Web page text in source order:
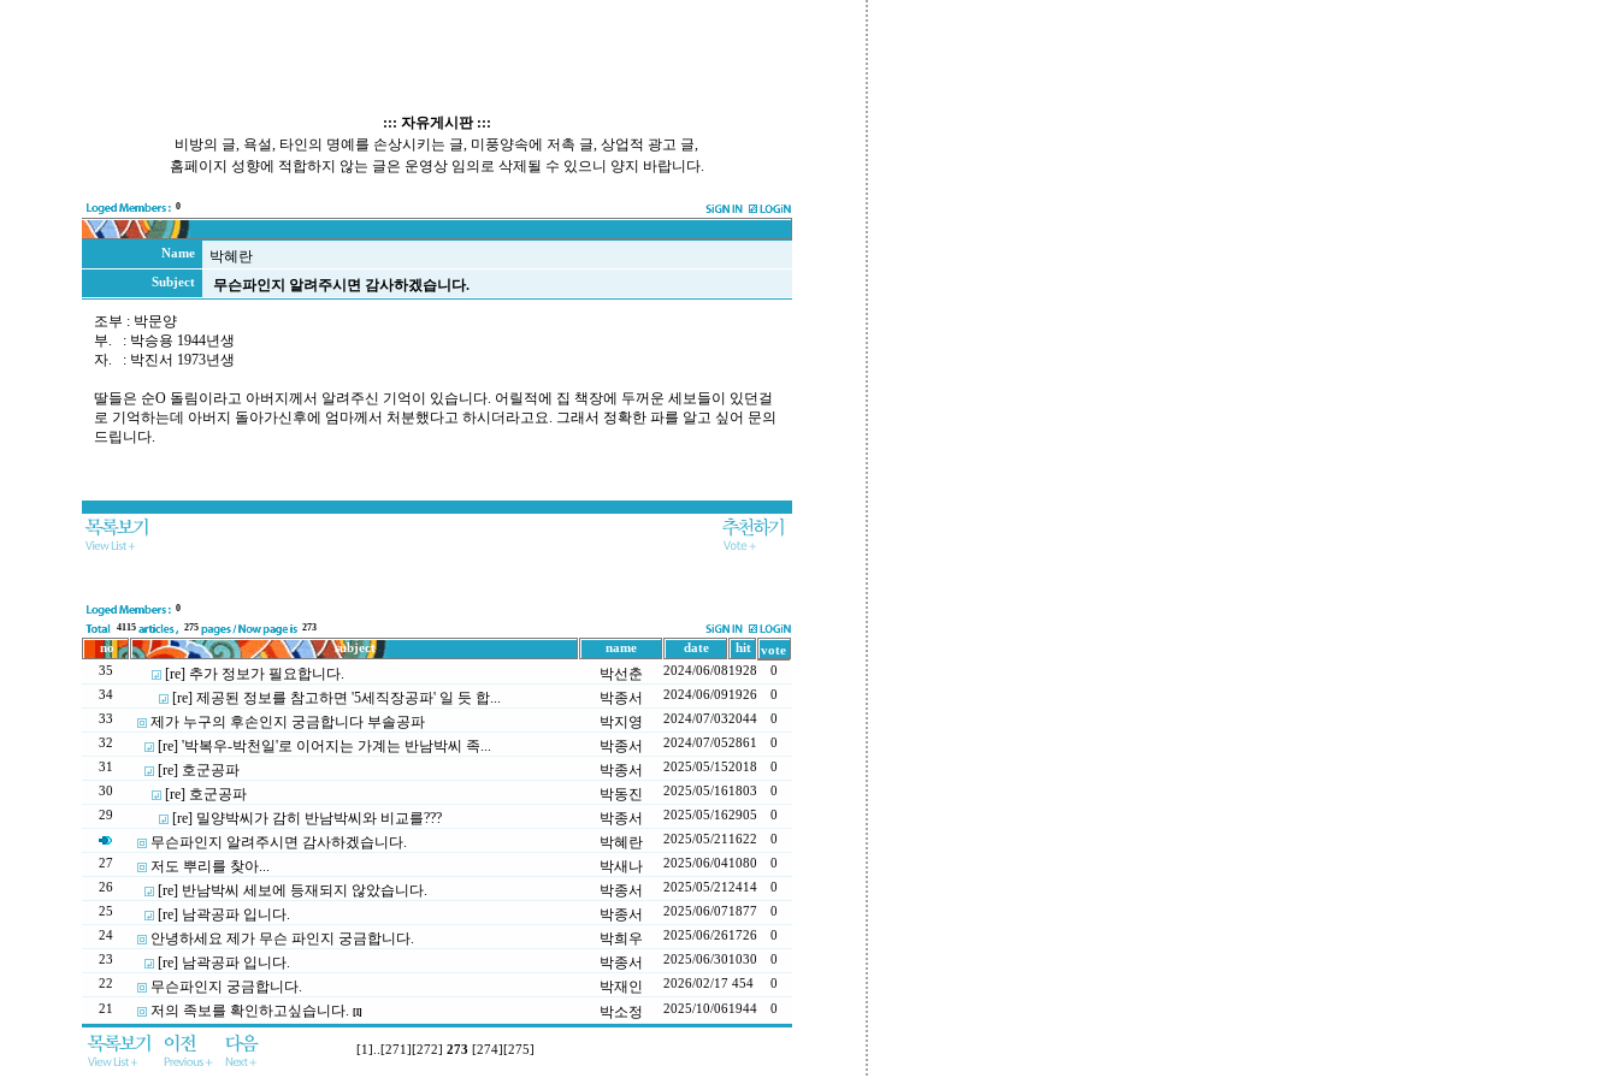
::: 자유게시판 :::
비방의 글, 욕설, 타인의 명예를 손상시키는 글, 미풍양속에 저촉 글, 상업적 광고 글,
홈페이지 성향에 적합하지 않는 글은 운영상 임의로 삭제될 수 있으니 양지 바랍니다.
0
Name 박혜란
Subject 무슨파인지 알려주시면 감사하겠습니다.
조부 : 박문양
부. : 박승용 1944년생
자. : 박진서 1973년생
딸들은 순O 돌림이라고 아버지께서 알려주신 기억이 있습니다. 어릴적에 집 책장에 두꺼운 세보들이 있던걸
로 기억하는데 아버지 돌아가신후에 엄마께서 처분했다고 하시더라고요. 그래서 정확한 파를 알고 싶어 문의
드립니다.
0
4115
275 273
no subject name date hit
vote
35
[re] 추가 정보가 필요합니다. 박선춘 2024/06/081928
0
34
[re] 제공된 정보를 참고하면 '5세직장공파' 일 듯 합... 박종서 2024/06/091926
0
33
제가 누구의 후손인지 궁금합니다 부솔공파 박지영 2024/07/032044
0
32
[re] '박복우-박천일'로 이어지는 가계는 반남박씨 족... 박종서 2024/07/052861
0
31
[re] 호군공파 박종서 2025/05/152018
0
30
[re] 호군공파 박동진 2025/05/161803
0
29
[re] 밀양박씨가 감히 반남박씨와 비교를??? 박종서 2025/05/162905 0
무슨파인지 알려주시면 감사하겠습니다. 박혜란 2025/05/21 1622
0
27
저도 뿌리를 찾아... 박새나 2025/06/041080
0
26
[re] 반남박씨 세보에 등재되지 않았습니다. 박종서 2025/05/21 2414
0
25
[re] 남곽공파 입니다. 박종서 2025/06/071877
0
24
안녕하세요 제가 무슨 파인지 궁금합니다. 박희우 2025/06/261726
0
23
[re] 남곽공파 입니다. 박종서 2025/06/301030
0
22
무슨파인지 궁금합니다. 박재인 2026/02/17 454
0
21
저의 족보를 확인하고싶습니다. [1] 박소정 2025/10/061944 0
[1] [271] [272] 273 [274] [275]